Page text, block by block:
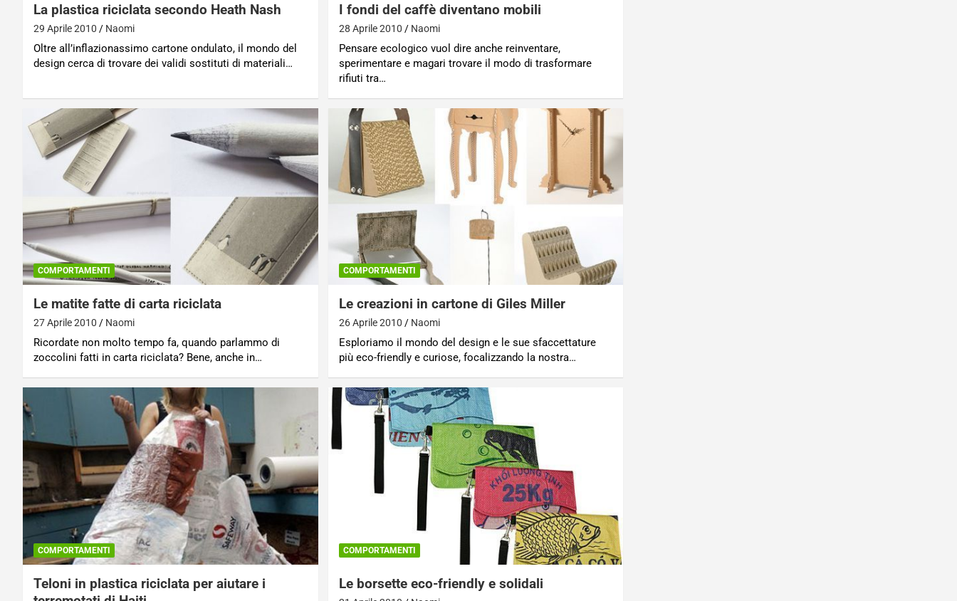
La plastica riciclata secondo Heath Nash
29 Aprile 2010 Naomi
Oltre all’inflazionassimo cartone ondulato, il mondo del
design cerca di trovare dei validi sostituti di materiali…
I fondi del caffè diventano mobili
28 Aprile 2010 Naomi
Pensare ecologico vuol dire anche reinventare,
sperimentare e magari trovare il modo di trasformare
rifiuti tra…
COMPORTAMENTI
Le matite fatte di carta riciclata
27 Aprile 2010 Naomi
Ricordate non molto tempo fa, quando parlammo di
zoccolini fatti in carta riciclata? Bene, anche in…
COMPORTAMENTI
Le creazioni in cartone di Giles Miller
26 Aprile 2010 Naomi
Esploriamo il mondo del design e le sue sfaccettature
più eco-friendly e curiose, focalizzando la nostra…
COMPORTAMENTI
Teloni in plastica riciclata per aiutare i
COMPORTAMENTI
Le borsette eco-friendly e solidali